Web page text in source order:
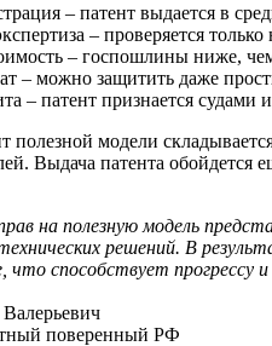
– патент выдается в
– проверяется
– госпошлины ниже,
– можно защитить даже
– патент признается
полезной модели
Выдача патента
на полезную модель
решений. В
что способствует прогрессу
поверенный РФ